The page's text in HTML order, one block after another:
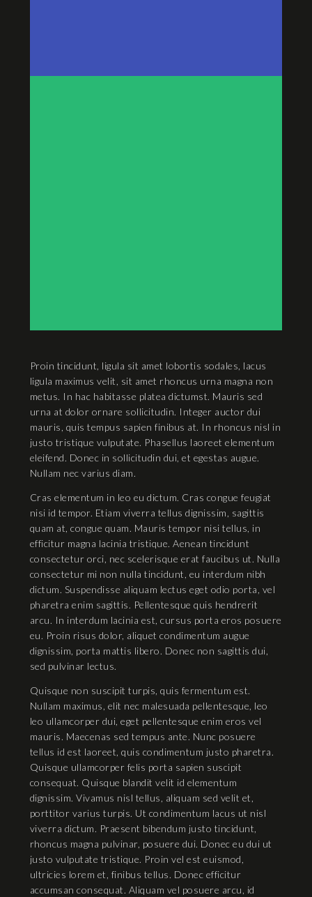
Proin tincidunt, ligula sit amet lobortis sodales, lacus
ligula maximus velit, sit amet rhoncus urna magna non
metus. In hac habitasse platea dictumst. Mauris sed
urna at dolor ornare sollicitudin. Integer auctor dui
mauris, quis tempus sapien finibus at. In rhoncus nisl in
justo tristique vulputate. Phasellus laoreet elementum
eleifend. Donec in sollicitudin dui, et egestas augue.
Nullam nec varius diam.
Cras elementum in leo eu dictum. Cras congue feugiat
nisi id tempor. Etiam viverra tellus dignissim, sagittis
quam at, congue quam. Mauris tempor nisi tellus, in
efficitur magna lacinia tristique. Aenean tincidunt
consectetur orci, nec scelerisque erat faucibus ut. Nulla
consectetur mi non nulla tincidunt, eu interdum nibh
dictum. Suspendisse aliquam lectus eget odio porta, vel
pharetra enim sagittis. Pellentesque quis hendrerit
arcu. In interdum lacinia est, cursus porta eros posuere
eu. Proin risus dolor, aliquet condimentum augue
dignissim, porta mattis libero. Donec non sagittis dui,
sed pulvinar lectus.
Quisque non suscipit turpis, quis fermentum est.
Nullam maximus, elit nec malesuada pellentesque, leo
leo ullamcorper dui, eget pellentesque enim eros vel
mauris. Maecenas sed tempus ante. Nunc posuere
tellus id est laoreet, quis condimentum justo pharetra.
Quisque ullamcorper felis porta sapien suscipit
consequat. Quisque blandit velit id elementum
dignissim. Vivamus nisl tellus, aliquam sed velit et,
porttitor varius turpis. Ut condimentum lacus ut nisl
viverra dictum. Praesent bibendum justo tincidunt,
rhoncus magna pulvinar, posuere dui. Donec eu dui ut
justo vulputate tristique. Proin vel est euismod,
ultricies lorem et, finibus tellus. Donec efficitur
accumsan consequat. Aliquam vel posuere arcu, id